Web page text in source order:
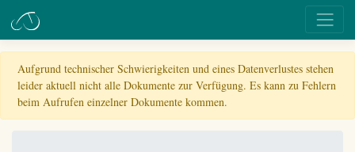
Aufgrund technischer Schwierigkeiten und eines Datenverlustes stehen
leider aktuell nicht alle Dokumente zur Verfügung. Es kann zu Fehlern
beim Aufrufen einzelner Dokumente kommen.